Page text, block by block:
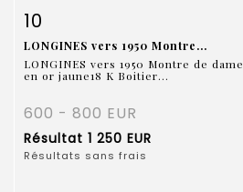
Fiche détaillée
10
LONGINES vers 1950 Montre...
LONGINES vers 1950 Montre de dame
en or jaune18 K Boitier...
600 - 800 EUR
Résultat 1 250 EUR
Résultats sans frais